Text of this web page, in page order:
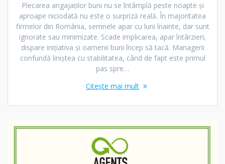
Plecarea angajaților buni nu se întâmplă peste noapte și
aproape niciodată nu este o surpriză reală. În majoritatea
firmelor din România, semnele apar cu luni înainte, dar sunt
ignorate sau minimizate. Scade implicarea, apar întârzieri,
dispare inițiativa și oamenii buni încep să tacă. Managerii
confundă liniștea cu stabilitatea, când de fapt este primul
pas spre…
Citește mai mult